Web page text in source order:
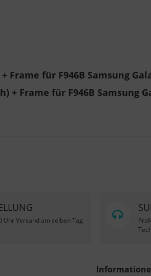
für F946B Samsung
+ Frame für F946B Samsung
Uhr Versand am selben Tag